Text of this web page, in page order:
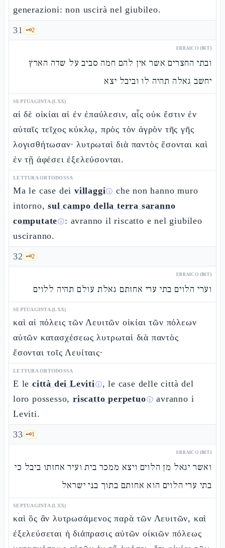
generazioni: non uscirà nel giubileo.
31 🗝️2
EBRAICO (MT)
ובתי החצרים אשר אין להם חמה סביב על שדה הארץ
יחשב גאלה תהיה לו וביבל יצא
SEPTUAGINTA (LXX)
αἱ δὲ οἰκίαι αἱ ἐν ἐπαύλεσιν, αἷς οὐκ ἔστιν ἐν
αὐταῖς τεῖχος κύκλῳ, πρὸς τὸν ἀγρὸν τῆς γῆς
λογισθήτωσαν· λυτρωταὶ διὰ παντὸς ἔσονται καὶ
ἐν τῇ ἀφέσει ἐξελεύσονται.
LETTURA ORTODOSSA
Ma le case dei villaggiⓘ che non hanno muro
intorno,sul campo della terra saranno
computateⓘ: avranno il riscatto e nel giubileo
usciranno.
32 🗝️2
EBRAICO (MT)
וערי הלוים בתי ערי אחזתם גאלת עולם תהיה ללוים
SEPTUAGINTA (LXX)
καὶ αἱ πόλεις τῶν Λευιτῶν οἰκίαι τῶν πόλεων
αὐτῶν κατασχέσεως λυτρωταὶ διὰ παντὸς
ἔσονται τοῖς Λευίταις·
LETTURA ORTODOSSA
E le città dei Levitiⓘ, le case delle città del
loro possesso,riscatto perpetuoⓘ avranno i
Leviti.
33 🗝️1
EBRAICO (MT)
ואשר יגאל מן הלוים ויצא ממכר בית ועיר אחזתו ביבל כי
בתי ערי הלוים הוא אחזתם בתוך בני ישראל
SEPTUAGINTA (LXX)
καὶ ὃς ἂν λυτρωσάμενος παρὰ τῶν Λευιτῶν, καὶ
ἐξελεύσεται ἡ διάπρασις αὐτῶν οἰκιῶν πόλεως